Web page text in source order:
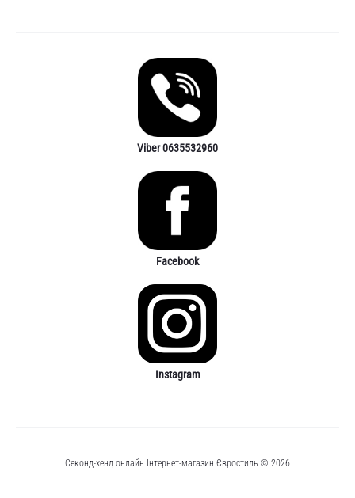
Viber 0635532960
Facebook
Instagram
Секонд-хенд онлайн Інтернет-магазин Євростиль © 2026